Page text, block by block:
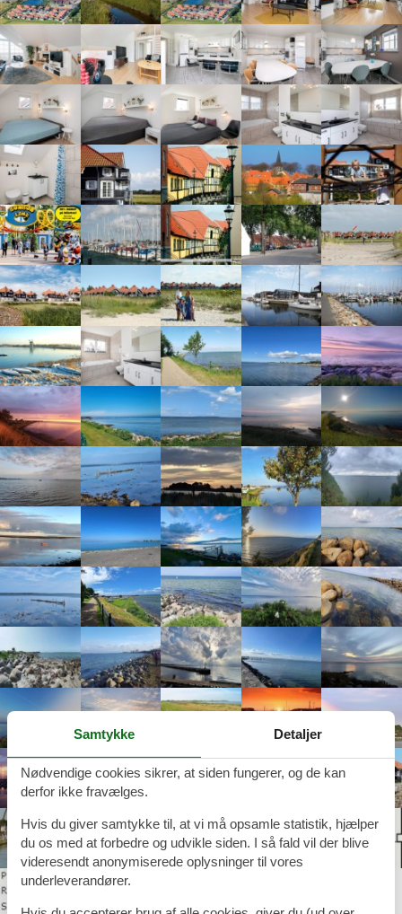
Samtykke Detaljer
Nødvendige cookies sikrer, at siden fungerer, og de kan
derfor ikke fravælges.
Hvis du giver samtykke til, at vi må opsamle statistik, hjælper
du os med at forbedre og udvikle siden. I så fald vil der blive
videresendt anonymiserede oplysninger til vores
underleverandører.